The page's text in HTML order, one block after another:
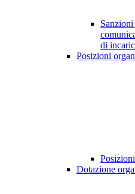
di
Posizioni
Dotazione